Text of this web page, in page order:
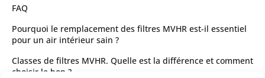
FAQ
Pourquoi le remplacement des filtres MVHR est-il essentiel
pour un air intérieur sain ?
Classes de filtres MVHR. Quelle est la différence et comment
choisir le bon ?